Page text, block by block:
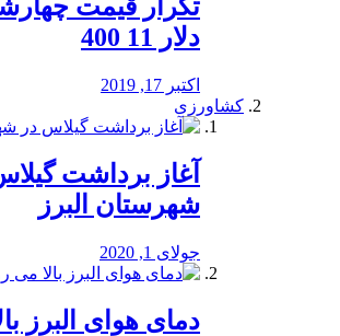
تکرار قیمت
دلار 11 400
اکتبر 17, 2019
کشاورزی
آغاز برداشت
شهرستان البرز
جولای 1, 2020
دمای هوای البرز